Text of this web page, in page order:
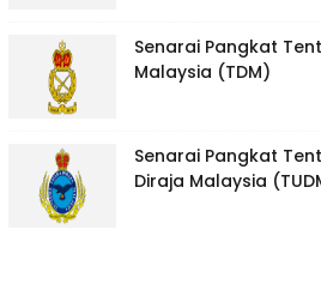
Senarai Pangkat
Malaysia (TDM)
Senarai Pangkat
Diraja Malaysia